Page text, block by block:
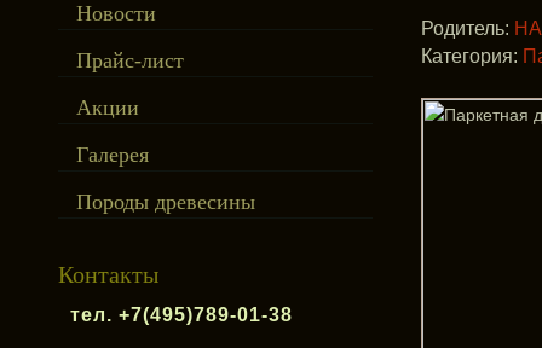
Новости
Прайс-лист
Акции
Галерея
Породы древесины
Контакты
тел. +7(495)789-01-38
Родитель:
Категория: